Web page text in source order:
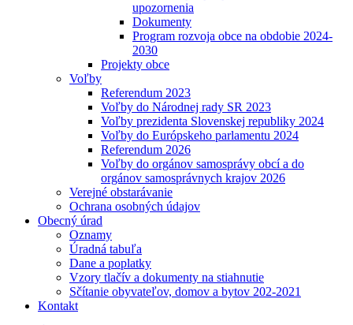
upozornenia
Dokumenty
Program rozvoja obce na obdobie 2024-
2030
Projekty obce
Voľby
Referendum 2023
Voľby do Národnej rady SR 2023
Voľby prezidenta Slovenskej republiky 2024
Voľby do Európskeho parlamentu 2024
Referendum 2026
Voľby do orgánov samosprávy obcí a do
orgánov samosprávnych krajov 2026
Verejné obstarávanie
Ochrana osobných údajov
Obecný úrad
Oznamy
Úradná tabuľa
Dane a poplatky
Vzory tlačív a dokumenty na stiahnutie
Sčítanie obyvateľov, domov a bytov 202-2021
Kontakt